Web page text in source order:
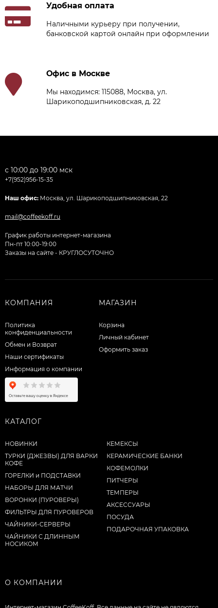
Удобная оплата
Наличными курьеру при получении,
банковской картой онлайн при оформлении
Офис в Москве
Мы находимся: 115088, Москва, ул.
Шарикоподшипниковская, д. 22
с 10:00 до 19:00 мск
+7(952)956-15-35
Наш офис: Москва, ул. Шарикоподшипниковская, 22
mail@coffeekoff.ru
График работы интернет-магазина
Пн-пт 10:00-19:00
Заказы на сайте - КРУГЛОСУТОЧНО
КОМПАНИЯ
Политика
конфиденциальности
Обмен и Возврат
Наши сертификаты
Информация о компании
МАГАЗИН
Корзина
Личный кабинет
Оформить заказ
КАТАЛОГ
НОВИНКИ
ТУРКИ (ДЖЕЗВЫ) ДЛЯ ВАРКИ
КОФЕ
ГОРЕЛКИ и ПОДСТАВКИ
НАБОРЫ ДЛЯ МАТЧИ
ВОРОНКИ (ПУРОВЕРЫ)
ФИЛЬТРЫ ДЛЯ ПУРОВЕРОВ
ЧАЙНИКИ-СЕРВЕРЫ
ЧАЙНИКИ С ДЛИННЫМ
НОСИКОМ
КЕМЕКСЫ
КЕРАМИЧЕСКИЕ БАНКИ
КОФЕМОЛКИ
ПИТЧЕРЫ
ТЕМПЕРЫ
АКСЕССУАРЫ
ПОСУДА
ПОДАРОЧНАЯ УПАКОВКА
О КОМПАНИИ